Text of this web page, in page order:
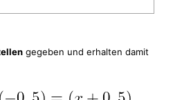
gegeben und erhalten damit